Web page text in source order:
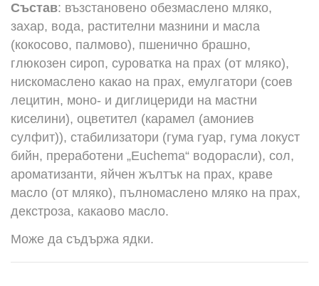
Състав: възстановено обезмаслено мляко,
захар, вода, растителни мазнини и масла
(кокосово, палмово), пшенично брашно,
глюкозен сироп, суроватка на прах (от мляко),
нискомаслено какао на прах, емулгатори (соев
лецитин, моно- и диглицериди на мастни
киселини), оцветител (карамел (амониев
сулфит)), стабилизатори (гума гуар, гума локуст
бийн, преработени „Euchema“ водорасли), сол,
ароматизанти, яйчен жълтък на прах, краве
масло (от мляко), пълномаслено мляко на прах,
декстроза, какаово масло.
Може да съдържа ядки.